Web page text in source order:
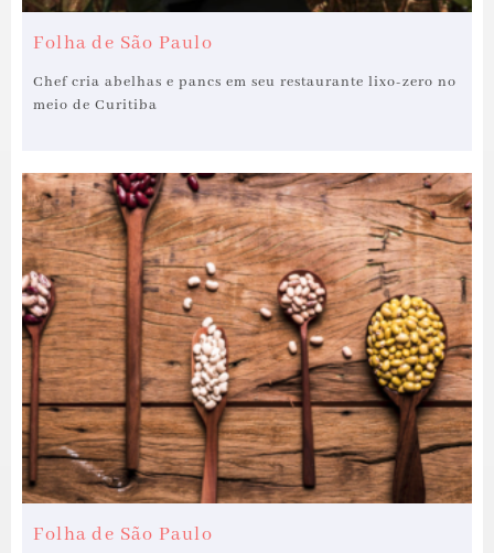
Folha de São Paulo
Chef cria abelhas e pancs em seu restaurante lixo-zero no
meio de Curitiba
Folha de São Paulo